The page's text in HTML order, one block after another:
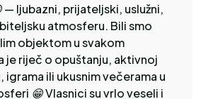
— ljubazni, prijateljski, uslužni,
atmosferu. Bili smo
objektom u svakom
je riječ o opuštanju, aktivnoj
igrama ili ukusnim večerama u
😁 Vlasnici su vrlo veseli i